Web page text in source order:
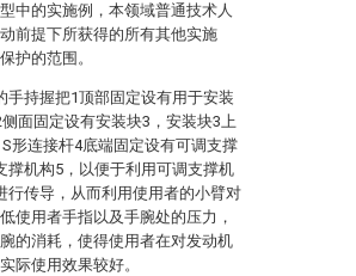
中的实施例，本领域普通技术人
前提下所获得的所有其他实施
护的范围。
手持握把1顶部固定设有用于安装
面固定设有安装块3，安装块3上
形连接杆4底端固定设有可调支撑
撑机构5，以便于利用可调支撑机
行传导，从而利用使用者的小臂对
使用者手指以及手腕处的压力，
的消耗，使得使用者在对发动机
际使用效果较好。